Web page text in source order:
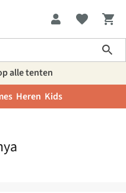
alle tenten
Heren Kids